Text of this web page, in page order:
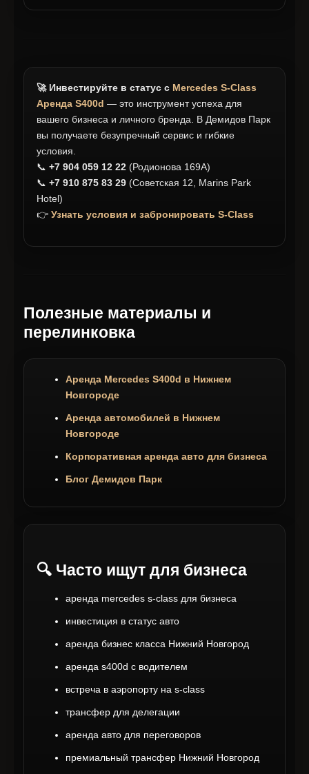
🚀 Инвестируйте в статус с Mercedes S-Class
Аренда S400d — это инструмент успеха для
вашего бизнеса и личного бренда. В Демидов Парк
вы получаете безупречный сервис и гибкие
условия.
📞 +7 904 059 12 22 (Родионова 169А)
📞 +7 910 875 83 29 (Советская 12, Marins Park
Hotel)
👉 Узнать условия и забронировать S-Class
Полезные материалы и
перелинковка
Аренда Mercedes S400d в Нижнем
Новгороде
Аренда автомобилей в Нижнем
Новгороде
Корпоративная аренда авто для бизнеса
Блог Демидов Парк
🔍 Часто ищут для бизнеса
аренда mercedes s-class для бизнеса
инвестиция в статус авто
аренда бизнес класса Нижний Новгород
аренда s400d с водителем
встреча в аэропорту на s-class
трансфер для делегации
аренда авто для переговоров
премиальный трансфер Нижний Новгород